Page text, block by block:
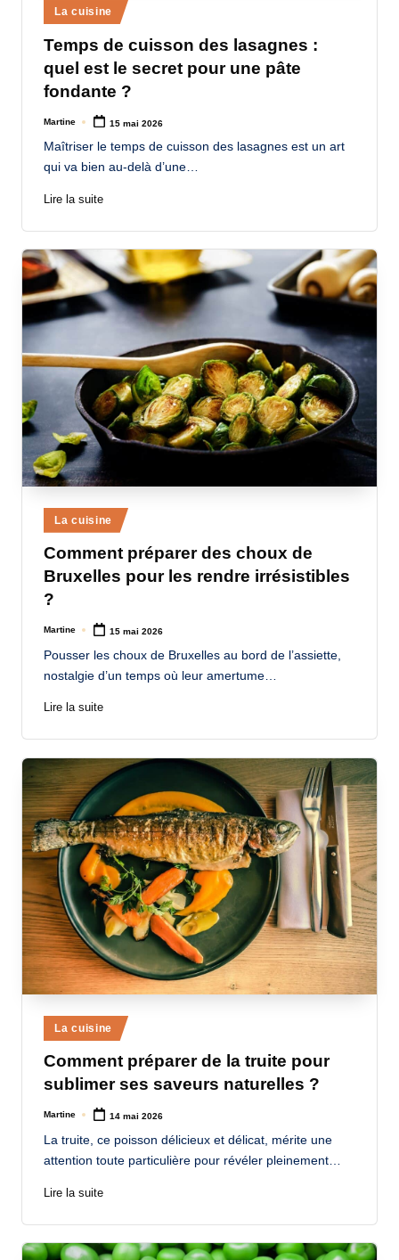
Posted
in
La cuisine
Temps de cuisson des lasagnes :
quel est le secret pour une pâte
fondante ?
Posted
Martine 15 mai 2026
Maîtriser le temps de cuisson des lasagnes est un art
qui va bien au-delà d’une…
Lire la suite
Posted
in
La cuisine
Comment préparer des choux de
Bruxelles pour les rendre irrésistibles
?
Posted
Martine 15 mai 2026
Pousser les choux de Bruxelles au bord de l’assiette,
nostalgie d’un temps où leur amertume…
Lire la suite
Posted
in
La cuisine
Comment préparer de la truite pour
sublimer ses saveurs naturelles ?
Posted
Martine 14 mai 2026
La truite, ce poisson délicieux et délicat, mérite une
attention toute particulière pour révéler pleinement…
Lire la suite